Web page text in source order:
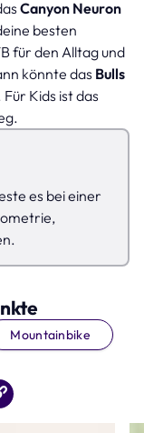
Canyon Neuron
besten
für den Alltag und
könnte das Bulls
Kids ist das
es bei einer
Mountainbike